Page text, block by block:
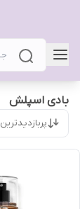
بادی اسپلش
پربازدیدترین